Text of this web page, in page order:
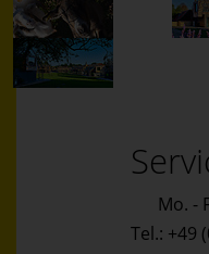
Mo. -
Tel.: +49